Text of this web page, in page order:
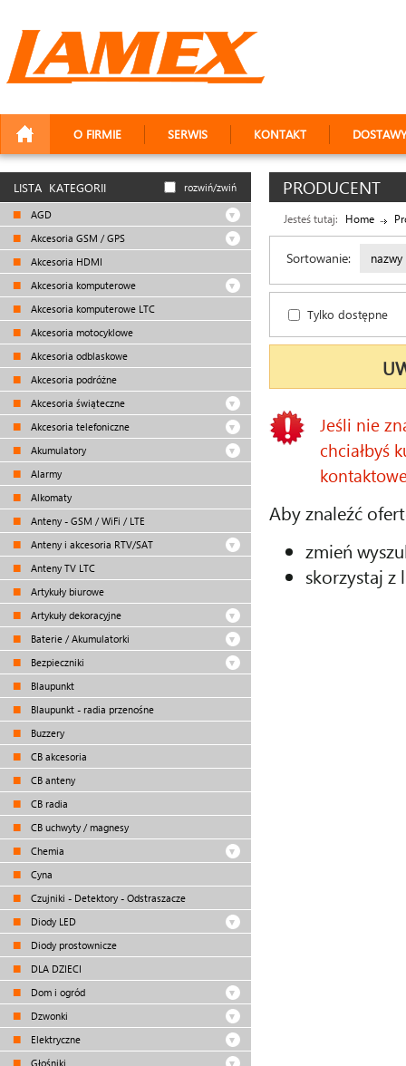
O FIRMIE SERWIS KONTAKT DOSTAWY
LISTA KATEGORII rozwiń/zwiń
AGD
Akcesoria GSM / GPS
Akcesoria HDMI
Akcesoria komputerowe
Akcesoria komputerowe LTC
Akcesoria motocyklowe
Akcesoria odblaskowe
Akcesoria podróżne
Akcesoria świąteczne
Akcesoria telefoniczne
Akumulatory
Alarmy
Alkomaty
Anteny - GSM / WiFi / LTE
Anteny i akcesoria RTV/SAT
Anteny TV LTC
Artykuły biurowe
Artykuły dekoracyjne
Baterie / Akumulatorki
Bezpieczniki
Blaupunkt
Blaupunkt - radia przenośne
Buzzery
CB akcesoria
CB anteny
CB radia
CB uchwyty / magnesy
Chemia
Cyna
Czujniki - Detektory - Odstraszacze
Diody LED
Diody prostownicze
DLA DZIECI
Dom i ogród
Dzwonki
Elektryczne
Głośniki
PRODUCENT
Jesteś tutaj: Home
Sortowanie: nazwy
Tylko dostępne
Jeśli nie
chciałbyś
Aby znaleźć
zmień
skorzystaj